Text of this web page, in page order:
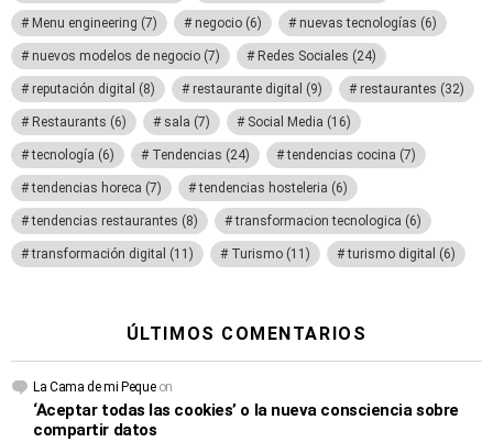
Menu engineering (7) negocio (6) nuevas tecnologías (6)
nuevos modelos de negocio (7) Redes Sociales (24)
reputación digital (8) restaurante digital (9) restaurantes (32)
Restaurants (6) sala (7) Social Media (16)
tecnología (6) Tendencias (24) tendencias cocina (7)
tendencias horeca (7) tendencias hosteleria (6)
tendencias restaurantes (8) transformacion tecnologica (6)
transformación digital (11) Turismo (11) turismo digital (6)
ÚLTIMOS COMENTARIOS
La Cama de mi Pequeon
‘Aceptar todas las cookies’ o la nueva consciencia sobre
compartir datos